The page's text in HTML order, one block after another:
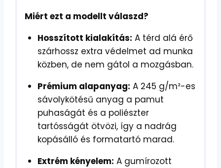
Miért ezt a modellt válaszd?
Hosszított kialakítás: A térd alá érő
szárhossz extra védelmet ad munka
közben, de nem gátol a mozgásban.
Prémium alapanyag: A 245 g/m²-es
sávolykötésű anyag a pamut
puhaságát és a poliészter
tartósságát ötvözi, így a nadrág
kopásálló és formatartó marad.
Extrém kényelem: A gumírozott